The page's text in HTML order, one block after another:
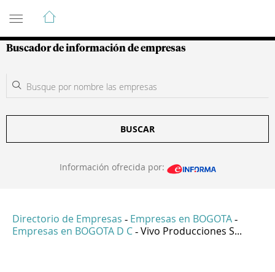
Guía de Empresas Colombianas
Buscador de información de empresas
BUSCAR
Información ofrecida por:
Directorio de Empresas - Empresas en BOGOTA -
Empresas en BOGOTA D C - Vivo Producciones S...